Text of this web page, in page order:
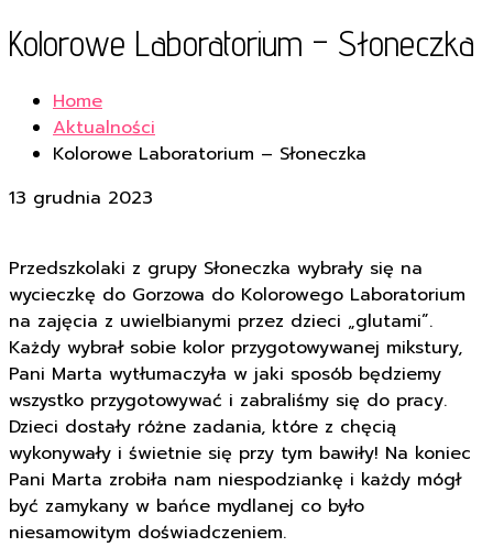
Kolorowe Laboratorium – Słoneczka
Home
Aktualności
Kolorowe Laboratorium – Słoneczka
13 grudnia 2023
Przedszkolaki z grupy Słoneczka wybrały się na
wycieczkę do Gorzowa do Kolorowego Laboratorium
na zajęcia z uwielbianymi przez dzieci „glutami”.
Każdy wybrał sobie kolor przygotowywanej mikstury,
Pani Marta wytłumaczyła w jaki sposób będziemy
wszystko przygotowywać i zabraliśmy się do pracy.
Dzieci dostały różne zadania, które z chęcią
wykonywały i świetnie się przy tym bawiły! Na koniec
Pani Marta zrobiła nam niespodziankę i każdy mógł
być zamykany w bańce mydlanej co było
niesamowitym doświadczeniem.